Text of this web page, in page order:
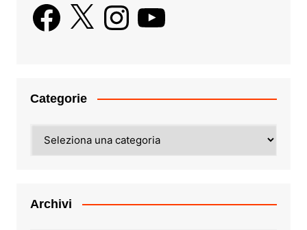
Facebook
X InstagramYouTube
Categorie
Archivi